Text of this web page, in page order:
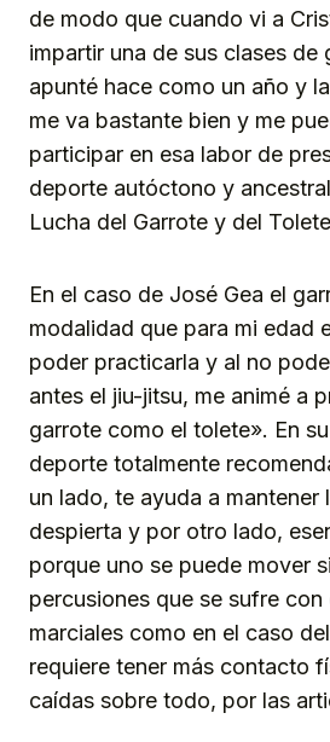
de modo que cuando vi a
impartir una de sus clases de
apunté hace como un año y
me va bastante bien y me
participar en esa labor de
deporte autóctono y
Lucha del Garrote y del
En el caso de José Gea el
modalidad que para mi edad
poder practicarla y al no
antes el jiu-jitsu, me animé a
garrote como el tolete». En
deporte totalmente
un lado, te ayuda a mantener
despierta y por otro lado,
porque uno se puede mover
percusiones que se sufre con
marciales como en el caso
requiere tener más contacto
caídas sobre todo, por las